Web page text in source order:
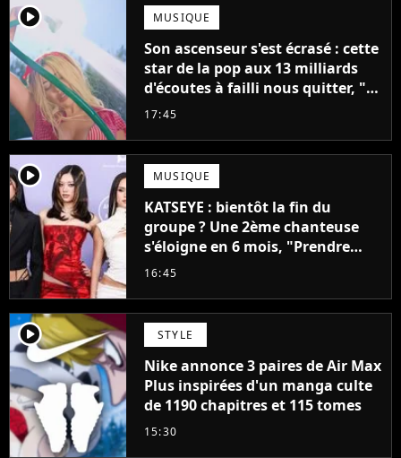
player2 MUSIQUE
Son ascenseur s'est écrasé : cette
star de la pop aux 13 milliards
d'écoutes à failli nous quitter, "Je
pensais ne plus jamais chanter"
17:45
player2 MUSIQUE
KATSEYE : bientôt la fin du
groupe ? Une 2ème chanteuse
s'éloigne en 6 mois, "Prendre
cette décision n’a pas été facile"
16:45
player2 STYLE
Nike annonce 3 paires de Air Max
Plus inspirées d'un manga culte
de 1190 chapitres et 115 tomes
15:30